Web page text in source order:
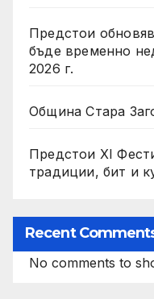
Предстои
бъде временно
2026 г.
Община Стара
Предстои XI
традиции, бит и
Recent
No comments to